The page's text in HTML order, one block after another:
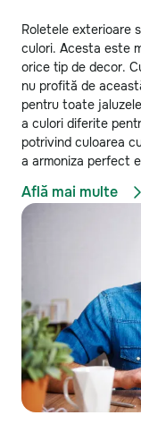
Roletele exterioare
culori. Acesta este
orice tip de decor.
nu profită de
pentru toate
a culori diferite
potrivind culoarea
a armoniza perfect
Află mai multe